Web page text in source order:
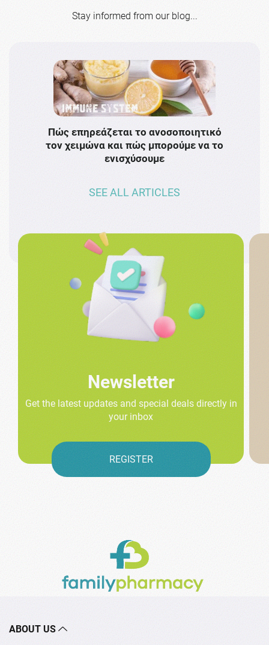
Stay informed from our blog...
Πώς επηρεάζεται το ανοσοποιητικό
τον χειμώνα και πώς μπορούμε να το
ενισχύσουμε
SEE ALL ARTICLES
Newsletter
Get the latest updates and special deals directly in
your inbox
REGISTER
ABOUT US